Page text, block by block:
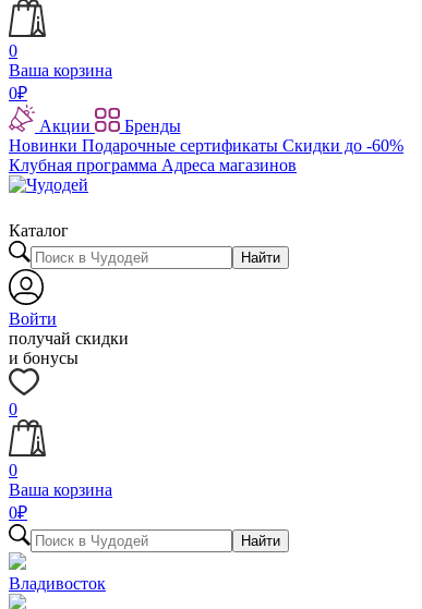
0
Ваша корзина
0₽
Акции
Бренды
Новинки Подарочные сертификаты Скидки до -60%
Клубная программа Адреса магазинов
Каталог
Найти
Войти
получай скидки
и бонусы
0
0
Ваша корзина
0₽
Найти
Владивосток